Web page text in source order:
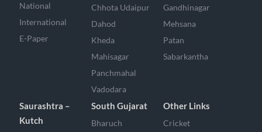
National
International
E-Paper
Chhota Udaipur
Dahod
Kheda
Mahisagar
Panchmahal
Vadodara
Gandhinagar
Mehsana
Patan
Sabarkantha
Saurashtra –
Kutch
South Gujarat
Bharuch
Other Links
Cricket